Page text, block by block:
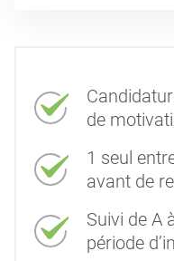
de
1 seul
avant de
Suivi de A
période